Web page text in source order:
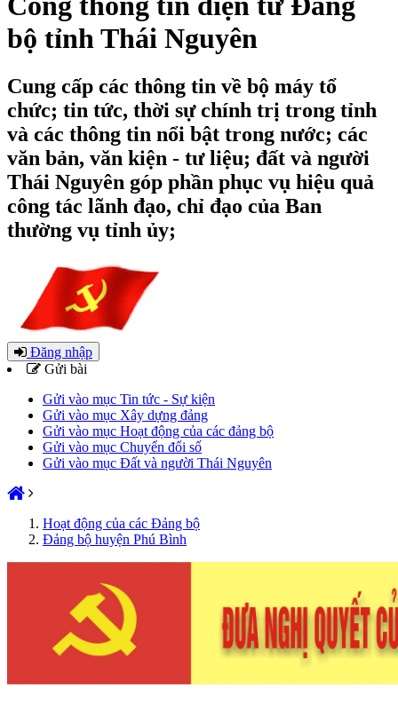
bộ tỉnh Thái Nguyên
Cung cấp các thông tin về bộ máy tổ
chức; tin tức, thời sự chính trị trong tỉnh
và các thông tin nổi bật trong nước; các
văn bản, văn kiện - tư liệu; đất và người
Thái Nguyên góp phần phục vụ hiệu quả
công tác lãnh đạo, chỉ đạo của Ban
thường vụ tỉnh ủy;
Đăng nhập
Gửi bài
Gửi vào mục Tin tức - Sự kiện
Gửi vào mục Xây dựng đảng
Gửi vào mục Hoạt động của các đảng bộ
Gửi vào mục Chuyển đổi số
Gửi vào mục Đất và người Thái Nguyên
Hoạt động của các Đảng bộ
Đảng bộ huyện Phú Bình